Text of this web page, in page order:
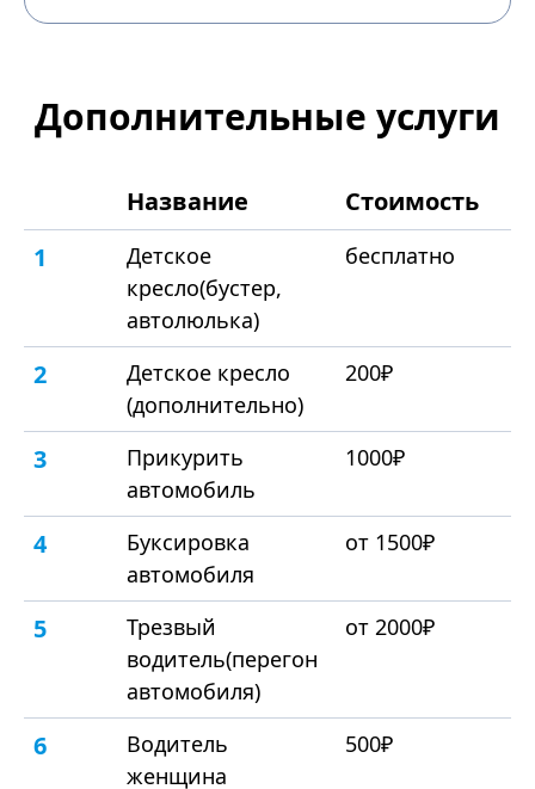
Дополнительные услуги
Название
Стоимость
1
Детское
кресло(бустер,
автолюлька)
бесплатно
2
Детское кресло
(дополнительно)
200₽
3
Прикурить
автомобиль
1000₽
4
Буксировка
автомобиля
от 1500₽
5
Трезвый
водитель(перегон
автомобиля)
от 2000₽
6
Водитель
женщина
500₽